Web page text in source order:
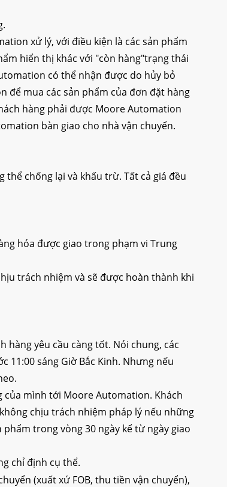
xử lý, với điều kiện là các sản phẩm
hiển thị khác với "còn hàng"trạng thái
có thể nhận được do hủy bỏ
để mua các sản phẩm của đơn đặt hàng
hàng phải được Moore Automation
bàn giao cho nhà vận chuyển.
chống lại và khấu trừ. Tất cả giá đều
hóa được giao trong phạm vi Trung
trách nhiệm và sẽ được hoàn thành khi
hàng yêu cầu càng tốt. Nói chung, các
sáng Giờ Bắc Kinh. Nhưng nếu
mình tới Moore Automation. Khách
chịu trách nhiệm pháp lý nếu những
trong vòng 30 ngày kể từ ngày giao
chỉ định cụ thể.
(xuất xứ FOB, thu tiền vận chuyển),